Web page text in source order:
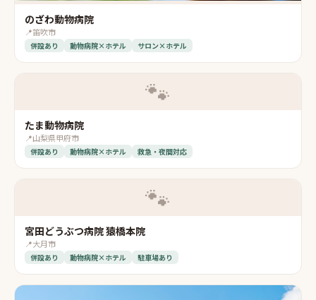
のざわ動物病院
📍笛吹市
併設あり 動物病院×ホテル サロン×ホテル
🐾
たま動物病院
📍山梨県甲府市
併設あり 動物病院×ホテル 救急・夜間対応
🐾
宮田どうぶつ病院 猿橋本院
📍大月市
併設あり 動物病院×ホテル 駐車場あり